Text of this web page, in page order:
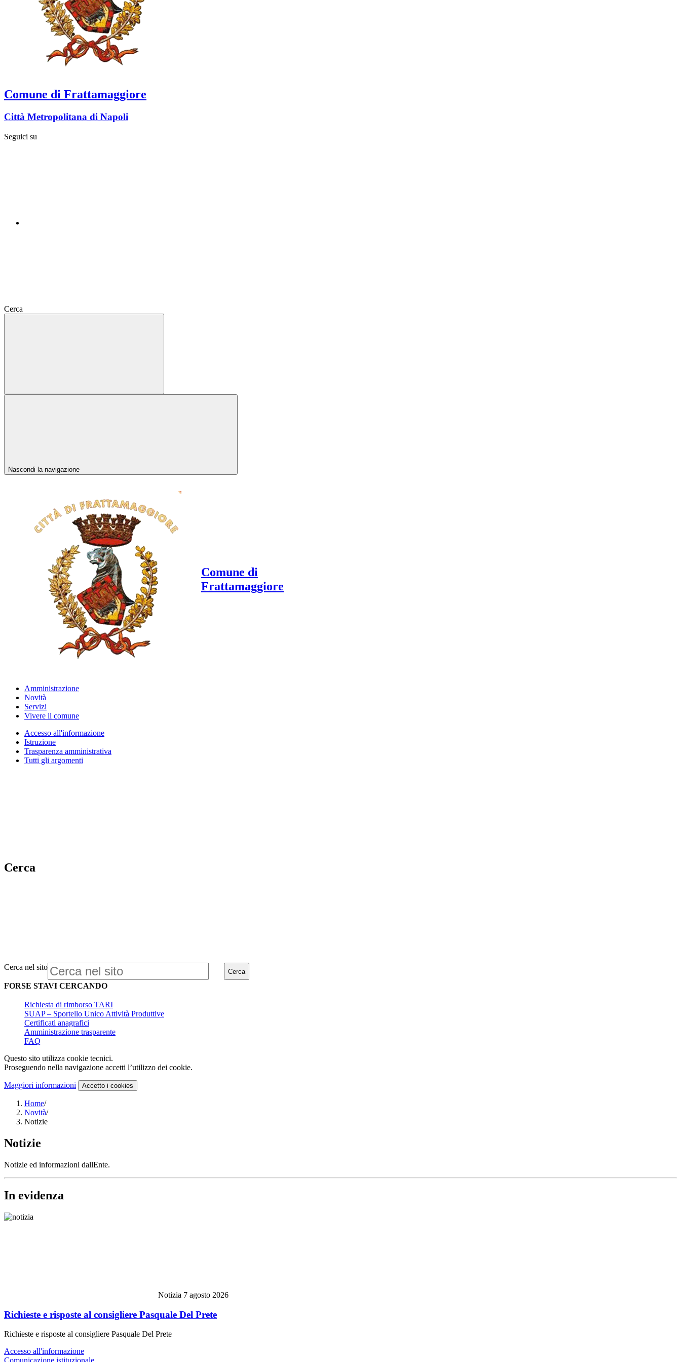
Comune di Frattamaggiore
Città Metropolitana di Napoli
Seguici su
Cerca
Nascondi la navigazione
Comune di
Frattamaggiore
Amministrazione
Novità
Servizi
Vivere il comune
Accesso all'informazione
Istruzione
Trasparenza amministrativa
Tutti gli argomenti
Cerca
Cerca nel sito Cerca
FORSE STAVI CERCANDO
Richiesta di rimborso TARI
SUAP – Sportello Unico Attività Produttive
Certificati anagrafici
Amministrazione trasparente
FAQ
Questo sito utilizza cookie tecnici.
Proseguendo nella navigazione accetti l’utilizzo dei cookie.
Maggiori informazioni Accetto i cookies
Home/
Novità/
Notizie
Notizie
Notizie ed informazioni dallEnte.
In evidenza
Notizia 7 agosto 2026
Richieste e risposte al consigliere Pasquale Del Prete
Richieste e risposte al consigliere Pasquale Del Prete
Accesso all'informazione